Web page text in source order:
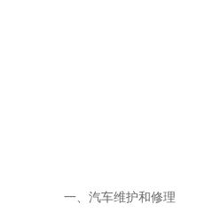
一、汽车维护和修理